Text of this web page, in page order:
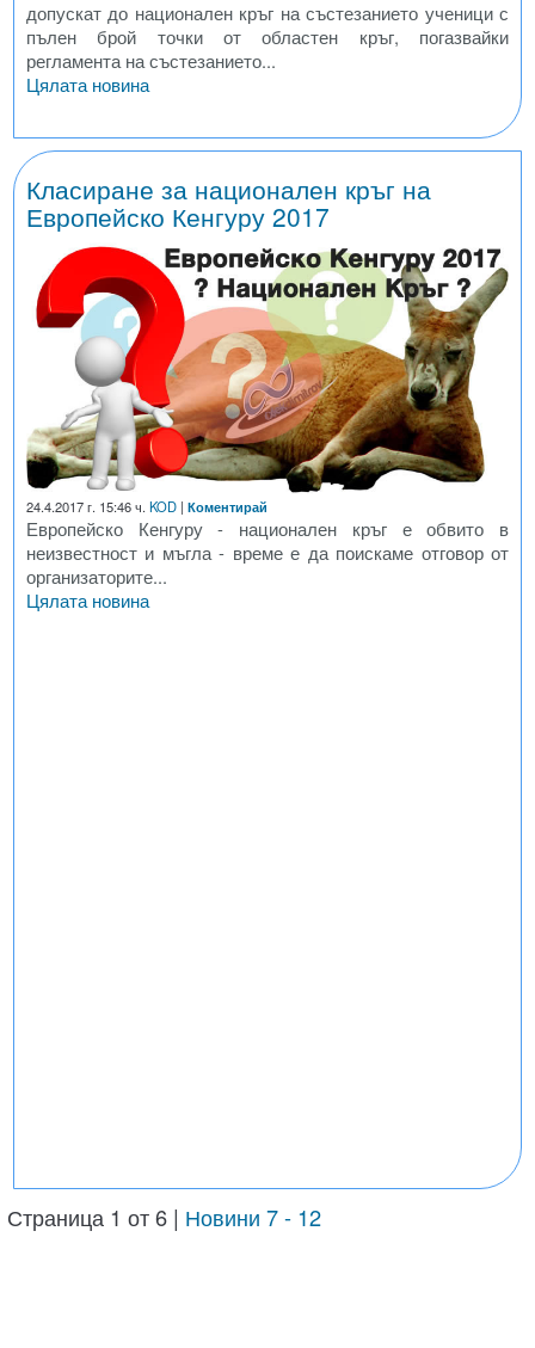
допускат до национален кръг на състезанието ученици с
пълен брой точки от областен кръг, погазвайки
регламента на състезанието...
Цялата новина
Класиране за национален кръг на
Европейско Кенгуру 2017
24.4.2017 г. 15:46 ч.KOD | Коментирай
Европейско Кенгуру - национален кръг е обвито в
неизвестност и мъгла - време е да поискаме отговор от
организаторите...
Цялата новина
Страница 1 от 6 | Новини 7 - 12